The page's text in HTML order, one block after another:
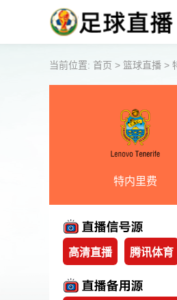
当前位置: 首页 > 篮球直播 >
特内里费
高清直播 腾讯体育